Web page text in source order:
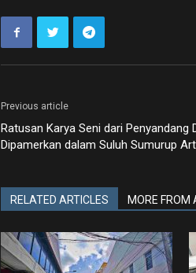
Previous article
Ratusan Karya Seni dari Penyandang
Dipamerkan dalam Suluh Sumurup
RELATED ARTICLES MORE FROM